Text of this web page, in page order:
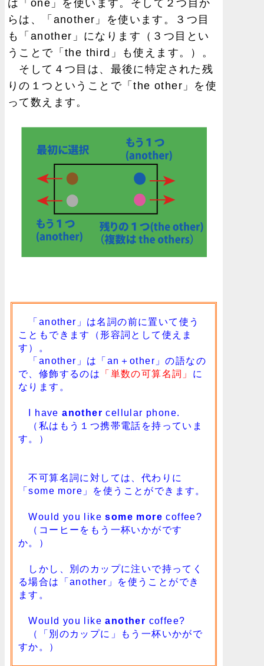
は「one」を使います。そして２つ目か
らは、「another」を使います。３つ目
も「another」になります（３つ目とい
うことで「the third」も使えます。）。
そして４つ目は、最後に特定された残
りの１つということで「the other」を使
って数えます。
「another」は名詞の前に置いて使う
こともできます（形容詞として使えま
す）。
「another」は「an＋other」の語なの
で、修飾するのは
「単数の可算名詞」 に
なります。
I haveanother cellular phone.
（私はもう１つ携帯電話を持っていま
す。）
不可算名詞に対しては、代わりに
「some more」を使うことができます。
Would you likesome more coffee?
（コーヒーをもう一杯いかがです
か。）
しかし、別のカップに注いで持ってく
る場合は「another」を使うことができ
ます。
Would you likeanother coffee?
（「別のカップに」もう一杯いかがで
すか。）